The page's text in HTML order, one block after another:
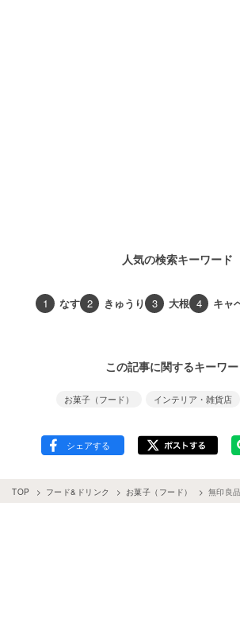
人気の検索キーワード
1 なす 2 きゅうり 3 大根 4 キャ
この記事に関するキーワ
お菓子（フード） インテリア・雑貨店
TOP フード&ドリンク お菓子（フード） 無印良